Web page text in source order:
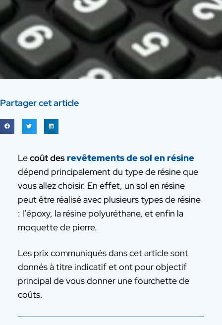
Partager cet article
Lecoût des revêtements de sol en résine
dépend principalement du type de résine que
vous allez choisir. En effet, un sol en résine
peut être réalisé avec plusieurs types de résine
: l’époxy, la résine polyuréthane, et enfin la
moquette de pierre.
Les prix communiqués dans cet article sont
donnés à titre indicatif et ont pour objectif
principal de vous donner une fourchette de
coûts.